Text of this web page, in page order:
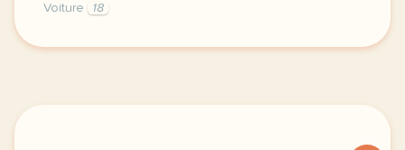
Voiture
18
exercice b1 les transports publics gratuits une